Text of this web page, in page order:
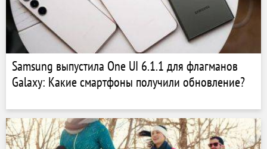
Samsung выпустила One UI 6.1.1 для флагманов
Galaxy: Какие смартфоны получили обновление?